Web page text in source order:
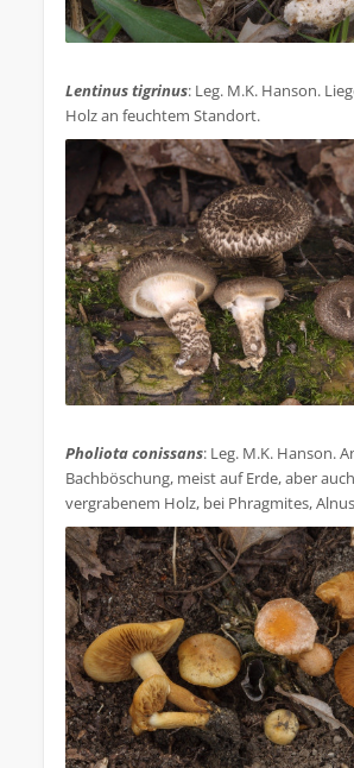
Lentinus tigrinus: Leg. M.K. Hanson.
Holz an feuchtem Standort.
Pholiota conissans: Leg. M.K. Hanson.
Bachböschung, meist auf Erde, aber
vergrabenem Holz, bei Phragmites,